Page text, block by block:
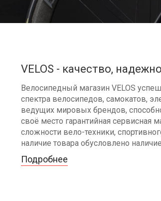
VELOS - качество,
Велосипедный магазин VELOS
спектра велосипедов, самокатов,
ведущих мировых брендов,
своё место гарантийная
сложности вело-техники,
наличие товара обусловлено
Подробнее